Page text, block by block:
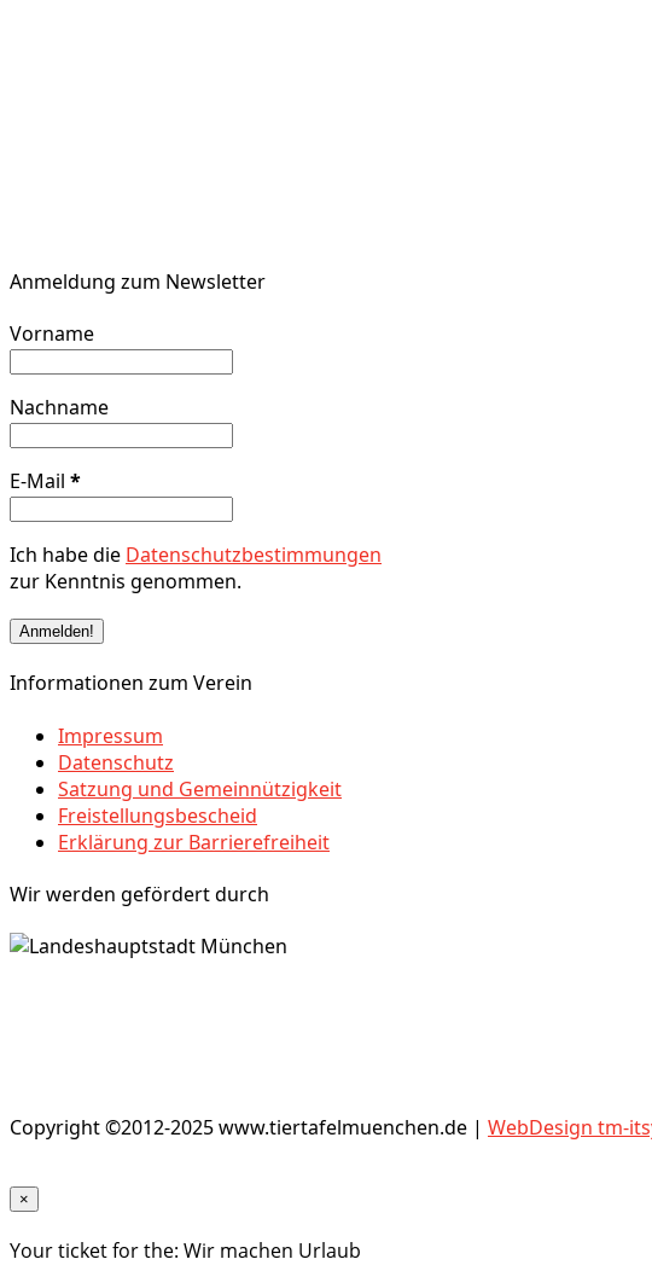
Anmeldung zum Newsletter
Vorname
Nachname
E-Mail *
Ich habe die Datenschutzbestimmungen
zur Kenntnis genommen.
Informationen zum Verein
Impressum
Datenschutz
Satzung und Gemeinnützigkeit
Freistellungsbescheid
Erklärung zur Barrierefreiheit
Wir werden gefördert durch
Copyright ©2012-2025 www.tiertafelmuenchen.de | WebDesign tm-
×
Your ticket for the: Wir machen Urlaub